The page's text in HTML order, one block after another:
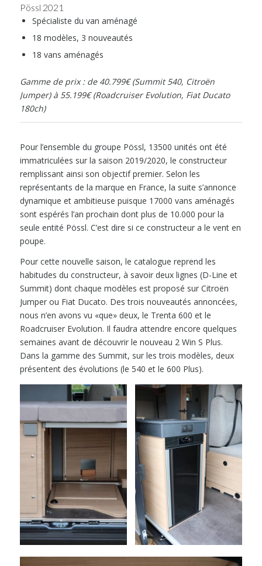
Pössl 2021
Spécialiste du van aménagé
18 modèles, 3 nouveautés
18 vans aménagés
Gamme de prix : de 40.799€ (Summit 540, Citroën
Jumper) à 55.199€ (Roadcruiser Evolution, Fiat Ducato
180ch)
Pour l’ensemble du groupe Pössl, 13500 unités ont été
immatriculées sur la saison 2019/2020, le constructeur
remplissant ainsi son objectif premier. Selon les
représentants de la marque en France, la suite s’annonce
dynamique et ambitieuse puisque 17000 vans aménagés
sont espérés l’an prochain dont plus de 10.000 pour la
seule entité Pössl. C’est dire si ce constructeur a le vent en
poupe.
Pour cette nouvelle saison, le catalogue reprend les
habitudes du constructeur, à savoir deux lignes (D-Line et
Summit) dont chaque modèles est proposé sur Citroën
Jumper ou Fiat Ducato. Des trois nouveautés annoncées,
nous n’en avons vu «que» deux, le Trenta 600 et le
Roadcruiser Evolution. Il faudra attendre encore quelques
semaines avant de découvrir le nouveau 2 Win S Plus.
Dans la gamme des Summit, sur les trois modèles, deux
présentent des évolutions (le 540 et le 600 Plus).